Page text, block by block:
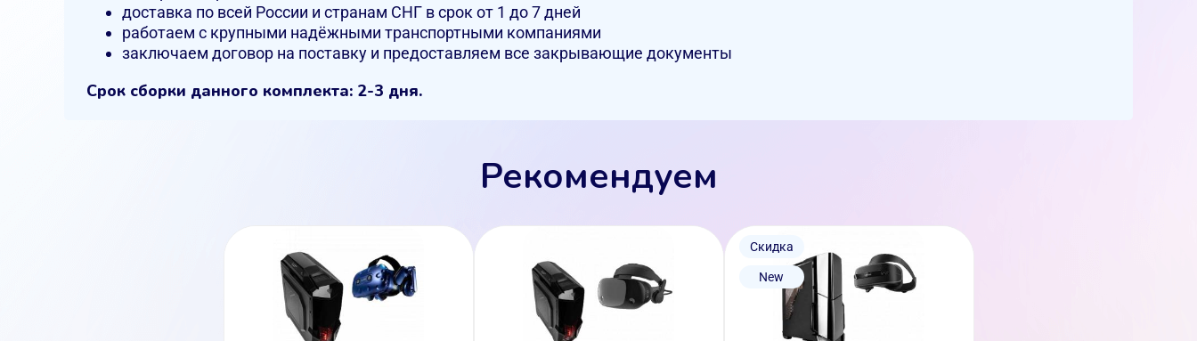
доставка по всей России и странам СНГ в срок от 1 до 7 дней
работаем с крупными надёжными транспортными компаниями
заключаем договор на поставку и предоставляем все закрывающие документы
Срок сборки данного комплекта: 2-3 дня.
Рекомендуем
Скидка
New